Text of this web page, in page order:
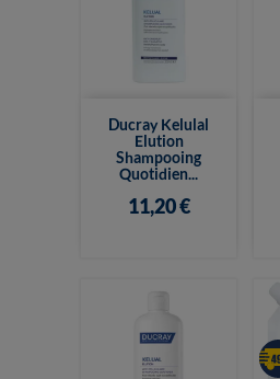
Ducray Kelulal
Elution
Shampooing
Quotidien...
11,20 €